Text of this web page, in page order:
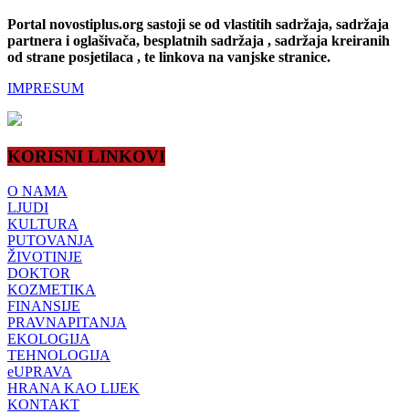
Portal novostiplus.org sastoji se od vlastitih sadržaja, sadržaja
partnera i oglašivača, besplatnih sadržaja , sadržaja kreiranih
od strane posjetilaca , te linkova na vanjske stranice.
IMPRESUM
KORISNI LINKOVI
O NAMA
LJUDI
KULTURA
PUTOVANJA
ŽIVOTINJE
DOKTOR
KOZMETIKA
FINANSIJE
PRAVNAPITANJA
EKOLOGIJA
TEHNOLOGIJA
eUPRAVA
HRANA KAO LIJEK
KONTAKT